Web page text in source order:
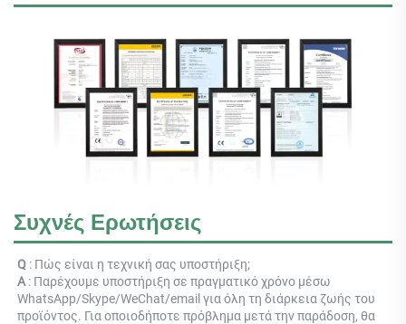
Συχνές Ερωτήσεις
Q : Πώς είναι η τεχνική σας υποστήριξη;
Α : Παρέχουμε υποστήριξη σε πραγματικό χρόνο μέσω
WhatsApp/Skype/WeChat/email για όλη τη διάρκεια ζωής του
προϊόντος. Για οποιοδήποτε πρόβλημα μετά την παράδοση, θα